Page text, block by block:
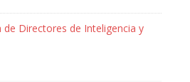
de Directores de Inteligencia y